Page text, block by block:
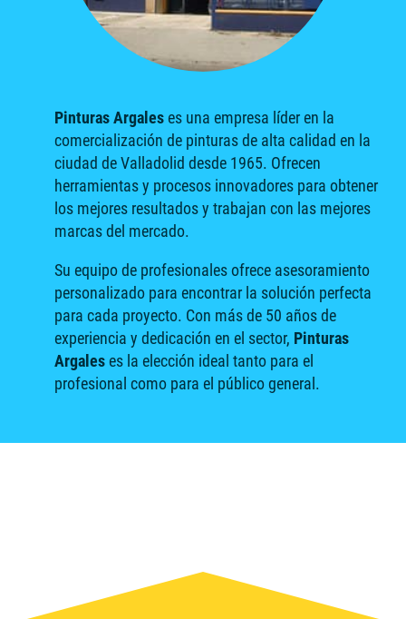
Pinturas Argaleses una empresa líder en la
comercialización de pinturas de alta calidad en la
ciudad de Valladolid desde 1965. Ofrecen
herramientas y procesos innovadores para obtener
los mejores resultados y trabajan con las mejores
marcas del mercado.
Su equipo de profesionales ofrece asesoramiento
personalizado para encontrar la solución perfecta
para cada proyecto. Con más de 50 años de
experiencia y dedicación en el sector, Pinturas
Argaleses la elección ideal tanto para el
profesional como para el público general.